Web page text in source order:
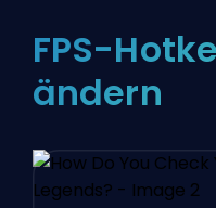
FPS-
ändern